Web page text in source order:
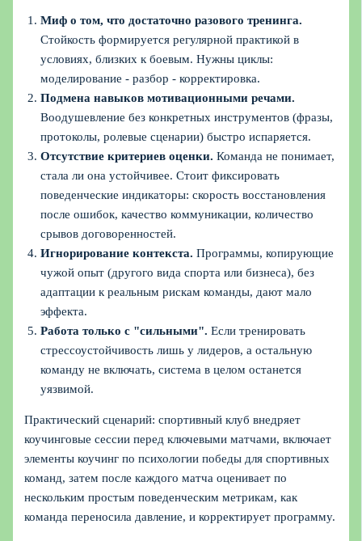
Миф о том, что достаточно разового тренинга.
Стойкость формируется регулярной практикой в
условиях, близких к боевым. Нужны циклы:
моделирование - разбор - корректировка.
Подмена навыков мотивационными речами.
Воодушевление без конкретных инструментов (фразы,
протоколы, ролевые сценарии) быстро испаряется.
Отсутствие критериев оценки. Команда не понимает,
стала ли она устойчивее. Стоит фиксировать
поведенческие индикаторы: скорость восстановления
после ошибок, качество коммуникации, количество
срывов договоренностей.
Игнорирование контекста. Программы, копирующие
чужой опыт (другого вида спорта или бизнеса), без
адаптации к реальным рискам команды, дают мало
эффекта.
Работа только с "сильными". Если тренировать
стрессоустойчивость лишь у лидеров, а остальную
команду не включать, система в целом останется
уязвимой.
Практический сценарий: спортивный клуб внедряет
коучинговые сессии перед ключевыми матчами, включает
элементы коучинг по психологии победы для спортивных
команд, затем после каждого матча оценивает по
нескольким простым поведенческим метрикам, как
команда переносила давление, и корректирует программу.